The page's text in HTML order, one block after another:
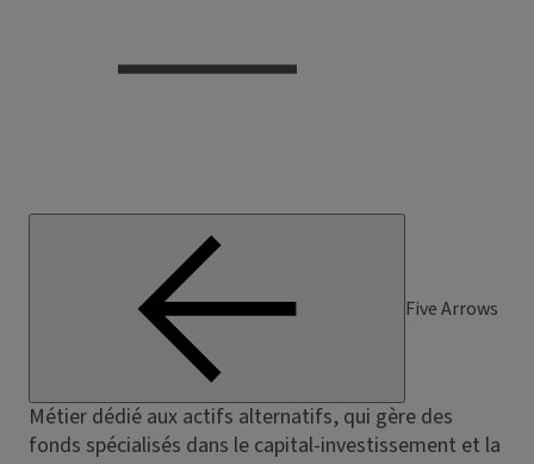
Five Arrows
Métier dédié aux actifs alternatifs, qui gère des
fonds spécialisés dans le capital-investissement et la